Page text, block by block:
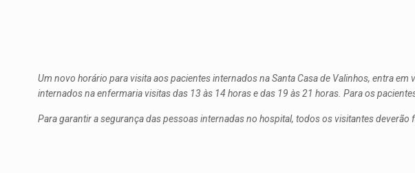
Um novo horário para visita aos pacientes internados na Santa Casa de Valinhos, entra
internados na enfermaria visitas das 13 às 14 horas e das 19 às 21 horas. Para os
Para garantir a segurança das pessoas internadas no hospital, todos os visitantes